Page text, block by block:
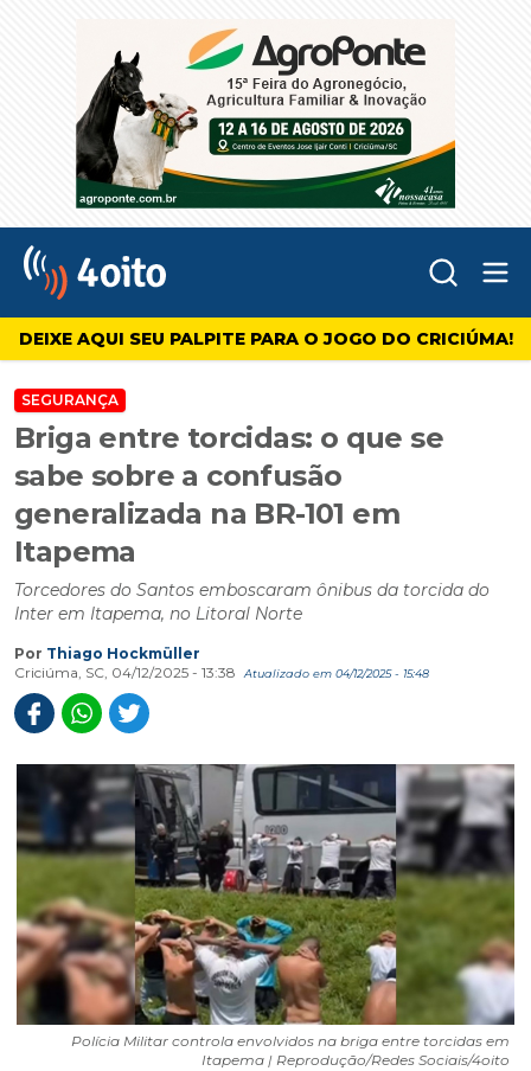
4oito
DEIXE AQUI SEU PALPITE PARA O JOGO DO CRICIÚMA!
SEGURANÇA
Briga entre torcidas: o que se
sabe sobre a confusão
generalizada na BR-101 em
Itapema
Torcedores do Santos emboscaram ônibus da torcida do
Inter em Itapema, no Litoral Norte
Por Thiago Hockmüller
Criciúma, SC, 04/12/2025 - 13:38
Atualizado em 04/12/2025 - 15:48
Polícia Militar controla envolvidos na briga entre torcidas em
Itapema | Reprodução/Redes Sociais/4oito